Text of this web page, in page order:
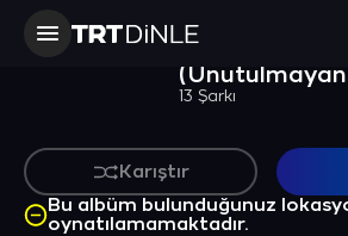
ALBÜM
Anılar. Vol. 9
13 Şarkı
Karıştır
Bu albüm bulunduğunuz
oynatılamamaktadır.